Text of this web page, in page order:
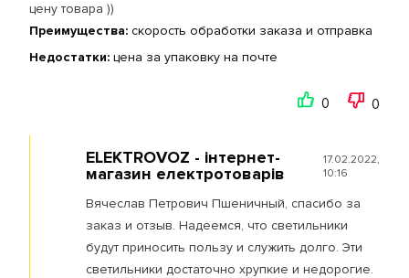
цену товара ))
Преимущества: скорость обработки заказа и отправка
Недостатки: цена за упаковку на почте
0 0
ELEKTROVOZ - інтернет-
магазин електротоварів
17.02.2022,
10:16
Вячеслав Петрович Пшеничный, спасибо за
заказ и отзыв. Надеемся, что светильники
будут приносить пользу и служить долго. Эти
светильники достаточно хрупкие и недорогие.